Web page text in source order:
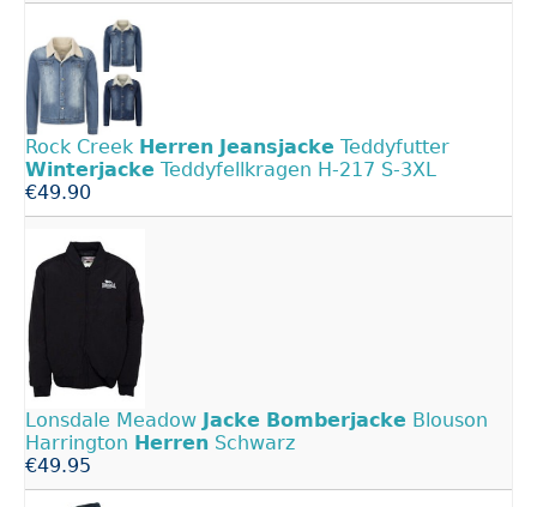
Rock Creek Herren Jeansjacke Teddyfutter
Winterjacke Teddyfellkragen H-217 S-3XL
€49.90
Lonsdale Meadow Jacke Bomberjacke Blouson
Harrington Herren Schwarz
€49.95